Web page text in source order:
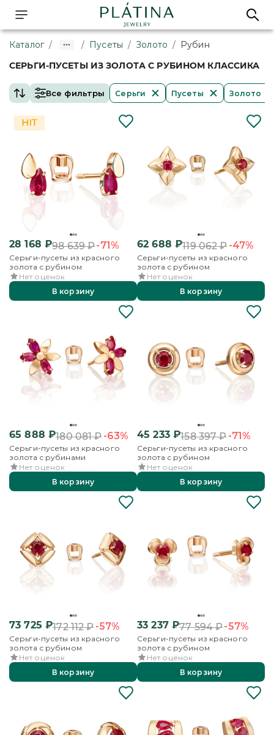
Каталог / / Пусеты / Золото / Рубин
СЕРЬГИ-ПУСЕТЫ ИЗ ЗОЛОТА С РУБИНОМ КЛАССИКА
Все фильтры Серьги Пусеты Золото
28 168 ₽98 639₽-71%
Серьги-пусеты из красного
золота с рубином
Нет оценок
В корзину
62 688 ₽119 062₽-47%
Серьги-пусеты из красного
золота с рубином
Нет оценок
В корзину
65 888 ₽180 081₽-63%
Серьги-пусеты из красного
золота с рубинами
Нет оценок
В корзину
45 233₽158 397₽-71%
Серьги-пусеты из красного
золота с рубином
Нет оценок
В корзину
73 725 ₽172 112₽-57%
Серьги-пусеты из красного
золота с рубином
Нет оценок
В корзину
33 237₽77 594₽-57%
Серьги-пусеты из красного
золота с рубином
Нет оценок
В корзину